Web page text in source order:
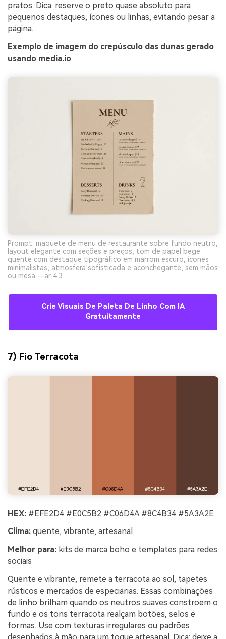
pratos. Dica: reserve o preto quase absoluto para
pequenos destaques, ícones ou linhas, evitando pesar a
página.
Exemplo de imagem do crepúsculo das dunas gerado
usando media.io
Prompt: maquete de menu de restaurante sobre fundo neutro,
layout elegante com seções e preços, tom de papel bege
quente com destaque tipográfico em marrom escuro, ícones
minimalistas, atmosfera sofisticada e aconchegante, sem mãos
ou mesa --ar 4:3
Crie Visuais De Paleta De Linho Com IA
Gratuitamente
7) Fio Terracota
HEX: #EFE2D4 #E0C5B2 #C06D4A #8C4B34 #5A3A2E
Clima: quente, vibrante, artesanal
Melhor para: kits de marca boho e templates para redes
sociais
Quente e vibrante, remete a terracota ao sol, tapetes
rústicos e mercados de especiarias. Essas combinações
de linho brilham quando os neutros suaves constroem o
fundo e os tons terracota realçam botões, selos e
formas. Use com texturas irregulares ou padrões